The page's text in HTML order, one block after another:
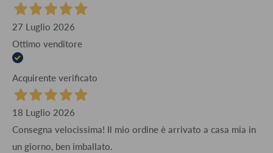
27 Luglio 2026
Ottimo venditore
Acquirente verificato
18 Luglio 2026
Consegna velocissima! Il mio ordine è arrivato a casa mia in
un giorno, ben imballato.